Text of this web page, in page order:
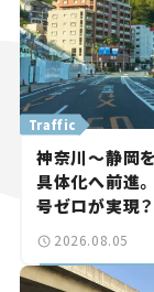
Traffic
神奈川～静岡
具体化へ前進
号ゼロが実現
2026.08.05